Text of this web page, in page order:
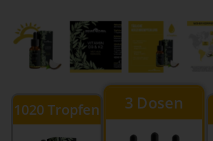
1020 Tropfen 3 Dosen